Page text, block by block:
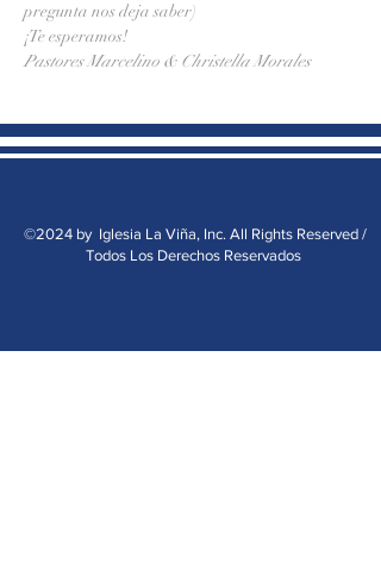
pregunta nos deja saber)
¡Te esperamos!
Pastores Marcelino & Christella Morales
©2024 by Iglesia La Viña, Inc. All Rights Reserved /
Todos Los Derechos Reservados